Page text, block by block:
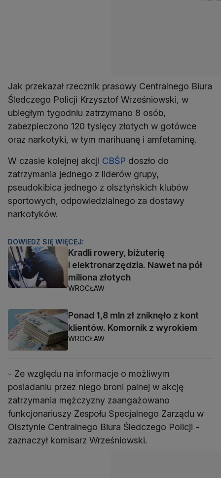
Jak przekazał rzecznik prasowy Centralnego Biura
Śledczego Policji Krzysztof Wrześniowski, w
ubiegłym tygodniu zatrzymano 8 osób,
zabezpieczono 120 tysięcy złotych w gotówce
oraz narkotyki, w tym marihuanę i amfetaminę.
W czasie kolejnej akcji CBŚP doszło do
zatrzymania jednego z liderów grupy,
pseudokibica jednego z olsztyńskich klubów
sportowych, odpowiedzialnego za dostawy
narkotyków.
DOWIEDZ SIĘ WIĘCEJ:
Kradli rowery, biżuterię
i elektronarzędzia. Nawet na pół
miliona złotych
WROCŁAW
Ponad 1,8 mln zł zniknęło z kont
klientów. Komornik z wyrokiem
WROCŁAW
- Ze względu na informacje o możliwym
posiadaniu przez niego broni palnej w akcję
zatrzymania mężczyzny zaangażowano
funkcjonariuszy Zespołu Specjalnego Zarządu w
Olsztynie Centralnego Biura Śledczego Policji -
zaznaczył komisarz Wrześniowski.